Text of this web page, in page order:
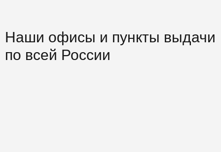
Наши офисы и пункты выдачи
по всей России